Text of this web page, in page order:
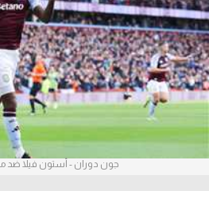
عدسات
آراء حرة
ركن الألعاب
بطولات
جون دوران - أستون فيلا ضد